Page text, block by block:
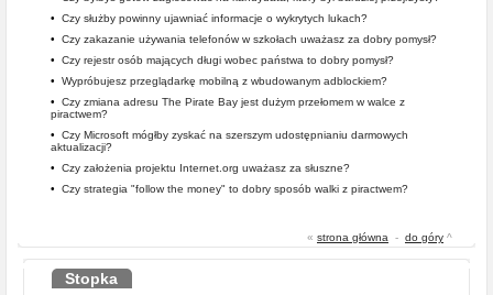
• Czy służby powinny ujawniać informacje o wykrytych lukach?
• Czy zakazanie używania telefonów w szkołach uważasz za dobry pomysł?
• Czy rejestr osób mających długi wobec państwa to dobry pomysł?
• Wypróbujesz przeglądarkę mobilną z wbudowanym adblockiem?
• Czy zmiana adresu The Pirate Bay jest dużym przełomem w walce z
piractwem?
• Czy Microsoft mógłby zyskać na szerszym udostępnianiu darmowych
aktualizacji?
• Czy założenia projektu Internet.org uważasz za słuszne?
• Czy strategia "follow the money" to dobry sposób walki z piractwem?
« strona główna - do góry ^
Stopka